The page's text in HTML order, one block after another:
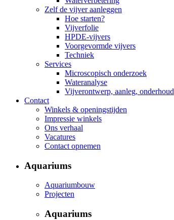
Zelf de vijver aanleggen
Hoe starten?
Vijverfolie
HPDE-vijvers
Voorgevormde vijvers
Techniek
Services
Microscopisch onderzoek
Wateranalyse
Vijverontwerp, aanleg, onderhoud
Contact
Winkels & openingstijden
Impressie winkels
Ons verhaal
Vacatures
Contact opnemen
Aquariums
Aquariumbouw
Projecten
Aquariums